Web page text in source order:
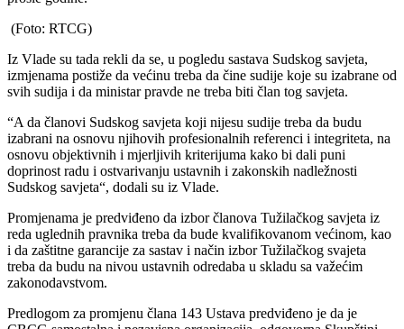
(Foto: RTCG)
Iz Vlade su tada rekli da se, u pogledu sastava Sudskog savjeta,
izmjenama postiže da većinu treba da čine sudije koje su izabrane od
svih sudija i da ministar pravde ne treba biti član tog savjeta.
“A da članovi Sudskog savjeta koji nijesu sudije treba da budu
izabrani na osnovu njihovih profesionalnih referenci i integriteta, na
osnovu objektivnih i mjerljivih kriterijuma kako bi dali puni
doprinost radu i ostvarivanju ustavnih i zakonskih nadležnosti
Sudskog savjeta“, dodali su iz Vlade.
Promjenama je predviđeno da izbor članova Tužilačkog savjeta iz
reda uglednih pravnika treba da bude kvalifikovanom većinom, kao
i da zaštitne garancije za sastav i način izbor Tužilačkog svajeta
treba da budu na nivou ustavnih odredaba u skladu sa važećim
zakonodavstvom.
Predlogom za promjenu člana 143 Ustava predviđeno je da je